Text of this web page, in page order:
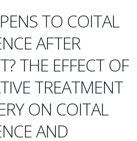
TO COITAL
AFTER
THE EFFECT OF
TREATMENT
ON COITAL
AND